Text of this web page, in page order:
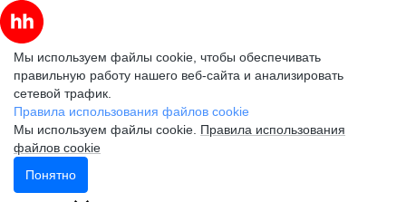
Мы используем файлы cookie, чтобы обеспечивать
правильную работу нашего веб-сайта и анализировать
сетевой трафик.
Правила использования файлов cookie
Мы используем файлы cookie. Правила использования
файлов cookie
Понятно